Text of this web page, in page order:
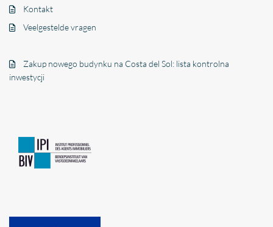
Kontakt
Veelgestelde vragen
Zakup nowego budynku na Costa del Sol: lista kontrolna
inwestycji